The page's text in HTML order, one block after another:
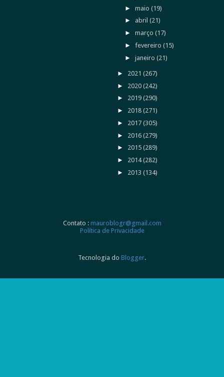
►maio(19)
► abril(21)
►março(17)
►fevereiro(15)
►janeiro(21)
► 2021 (267)
► 2020 (242)
► 2019 (290)
► 2018 (271)
► 2017 (305)
► 2016 (279)
► 2015 (289)
► 2014(282)
► 2013 (134)
Contato : mauroblogr@gmail.com
Política de Privacidade
Tecnologia do Blogger.